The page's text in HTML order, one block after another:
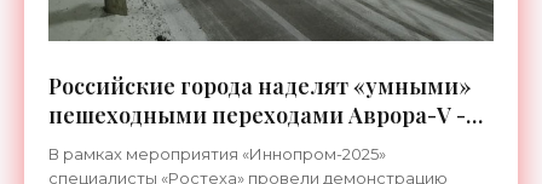
Российские города наделят «умными»
пешеходными переходами Аврора-V -
«Технологии»
В рамках мероприятия «Иннопром-2025»
специалисты «Ростеха» провели демонстрацию